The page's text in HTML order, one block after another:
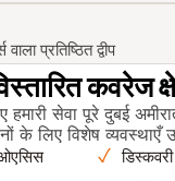
वाला प्रतिष्ठित द्वीप
कवरेज
हमारी सेवा पूरे दुबई
के लिए विशेष व्यवस्थाएँ
डिस्कवरी